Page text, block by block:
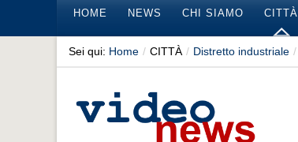
HOME NEWS CHI SIAMO CITTÀ
Sei qui: Home / CITTÀ / Distretto industriale /